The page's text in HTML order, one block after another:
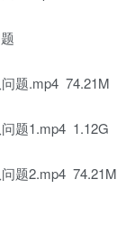
题.mp4 74.21M
题1.mp4 1.12G
题2.mp4 74.21M